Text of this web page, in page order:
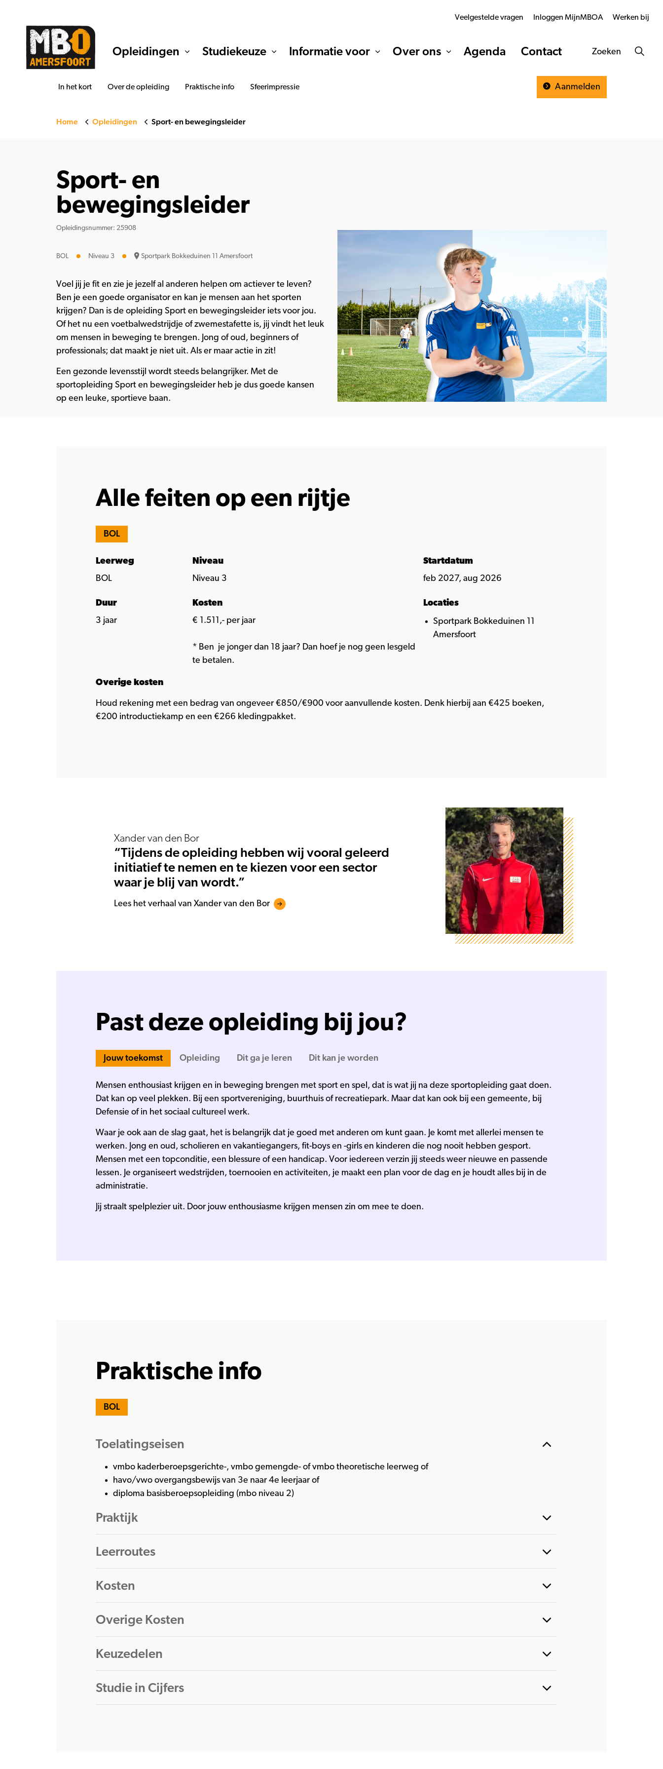
Opleidingen Studiekeuze Informatie voor Over ons Agenda Contact
Veelgestelde vragen Inloggen MijnMBOA Werken bij
Zoeken
In het kort Over de opleiding Praktische info Sfeerimpressie Aanmelden
Home Opleidingen Sport- en bewegingsleider
Sport- en
bewegingsleider
Opleidingsnummer: 25908
BOL Niveau 3 Sportpark Bokkeduinen 11 Amersfoort
Voel jij je fit en zie je jezelf al anderen helpen om actiever te leven?
Ben je een goede organisator en kan je mensen aan het sporten
krijgen? Dan is de opleiding Sport en bewegingsleider iets voor jou.
Of het nu een voetbalwedstrijdje of zwemestafette is, jij vindt het leuk
om mensen in beweging te brengen. Jong of oud, beginners of
professionals; dat maakt je niet uit. Als er maar actie in zit!
Een gezonde levensstijl wordt steeds belangrijker. Met de
sportopleiding Sport en bewegingsleider heb je dus goede kansen
op een leuke, sportieve baan.
Alle feiten op een rijtje
BOL
Leerweg
BOL
Duur
3 jaar
Niveau
Niveau 3
Kosten
€ 1.511,- per jaar
* Ben je jonger dan 18 jaar? Dan hoef je nog geen lesgeld
te betalen.
Startdatum
feb 2027, aug 2026
Locaties
Sportpark Bokkeduinen 11
Amersfoort
Overige kosten
Houd rekening met een bedrag van ongeveer €850/€900 voor aanvullende kosten. Denk hierbij aan €425 boeken,
€200 introductiekamp en een €266 kledingpakket.
Xander van den Bor
“Tijdens de opleiding hebben wij vooral geleerd
initiatief te nemen en te kiezen voor een sector
waar je blij van wordt.”
Lees het verhaal van Xander van den Bor
Past deze opleiding bij jou?
Jouw toekomst Opleiding Dit ga je leren Dit kan je worden
Mensen enthousiast krijgen en in beweging brengen met sport en spel, dat is wat jij na deze sportopleiding gaat doen.
Dat kan op veel plekken. Bij een sportvereniging, buurthuis of recreatiepark. Maar dat kan ook bij een gemeente, bij
Defensie of in het sociaal cultureel werk.
Waar je ook aan de slag gaat, het is belangrijk dat je goed met anderen om kunt gaan. Je komt met allerlei mensen te
werken. Jong en oud, scholieren en vakantiegangers, fit-boys en -girls en kinderen die nog nooit hebben gesport.
Mensen met een topconditie, een blessure of een handicap. Voor iedereen verzin jij steeds weer nieuwe en passende
lessen. Je organiseert wedstrijden, toernooien en activiteiten, je maakt een plan voor de dag en je houdt alles bij in de
administratie.
Jij straalt spelplezier uit. Door jouw enthousiasme krijgen mensen zin om mee te doen.
Praktische info
BOL
Toelatingseisen
vmbo kaderberoepsgerichte-, vmbo gemengde- of vmbo theoretische leerweg of
havo/vwo overgangsbewijs van 3e naar 4e leerjaar of
diploma basisberoepsopleiding (mbo niveau 2)
Praktijk
Leerroutes
Kosten
Overige Kosten
Keuzedelen
Studie in Cijfers